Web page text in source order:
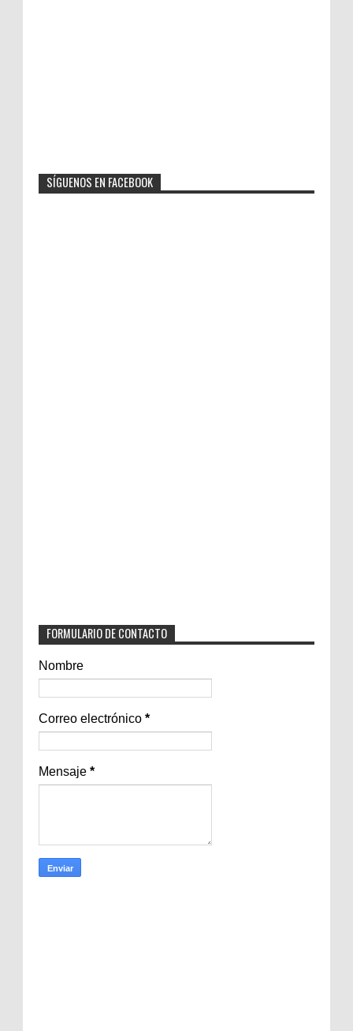
SÍGUENOS EN FACEBOOK
FORMULARIO DE CONTACTO
Nombre
Correo electrónico *
Mensaje *